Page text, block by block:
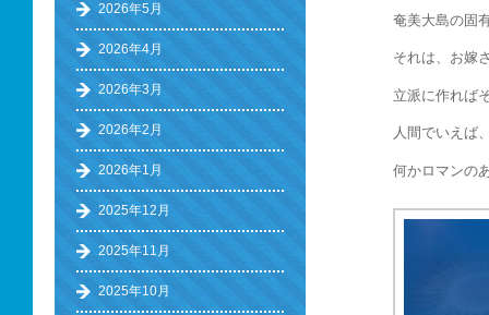
奄美大島の固
それは、お嫁
立派に作れば
人間でいえば
何かロマンの
2026年5月
2026年4月
2026年3月
2026年2月
2026年1月
2025年12月
2025年11月
2025年10月